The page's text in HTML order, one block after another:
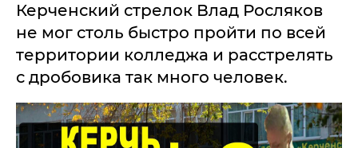
Керченский стрелок Влад Росляков
не мог столь быстро пройти по всей
территории колледжа и расстрелять
с дробовика так много человек.